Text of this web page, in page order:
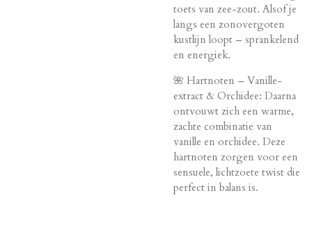
toets van zee-zout. Alsof je
langs een zonovergoten
kustlijn loopt – sprankelend
en energiek.
🌺 Hartnoten – Vanille-
extract & Orchidee: Daarna
ontvouwt zich een warme,
zachte combinatie van
vanille en orchidee. Deze
hartnoten zorgen voor een
sensuele, lichtzoete twist die
perfect in balans is.